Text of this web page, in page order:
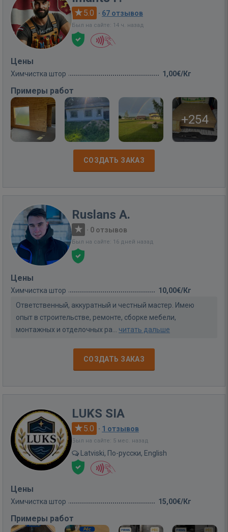
5.0 · 67 отзывов
Был на сайте: 14 ч. назад
Цены
Химчистка штор 1,00€/Кг
Примеры работ
+254
СОЗДАТЬ ЗАКАЗ
Ruslans A.
· 0 отзывов
Был на сайте: 16 дней назад
Цены
Химчистка штор
10,00€/Кг
Ответственный, аккуратный и честный мастер. Имею
опыт в строительстве, ремонте, сборке мебели,
монтажных и отделочных ра... читать дальше
СОЗДАТЬ ЗАКАЗ
LUKS SIA
5.0 · 1 отзывов
Был на сайте: 5 мес. назад
Latviski, По-русски, English
Цены
Химчистка штор 15,00€/Кг
Примеры работ